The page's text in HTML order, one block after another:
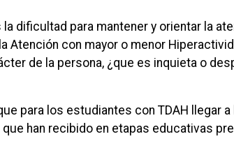
dificultad para mantener y orientar la
con mayor o menor
de la persona, ¿que es inquieta o
para los estudiantes con TDAH llegar
han recibido en etapas educativas